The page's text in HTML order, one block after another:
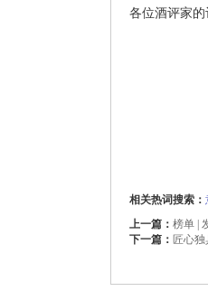
各位酒评家的
相关热词搜索：
上一篇： 榜单 |
下一篇： 匠心